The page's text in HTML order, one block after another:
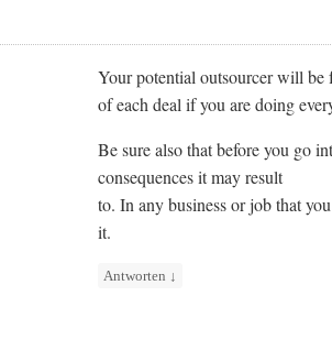
Your potential outsourcer will
of each deal if you are doing
Be sure also that before you go
consequences it may result
to. In any business or job that
it.
Antworten ↓